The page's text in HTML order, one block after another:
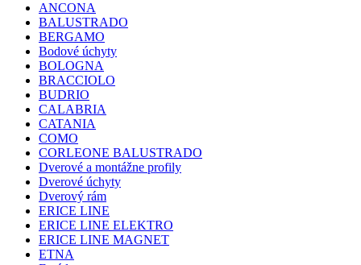
ANCONA
BALUSTRADO
BERGAMO
Bodové úchyty
BOLOGNA
BRACCIOLO
BUDRIO
CALABRIA
CATANIA
COMO
CORLEONE BALUSTRADO
Dverové a montážne profily
Dverové úchyty
Dverový rám
ERICE LINE
ERICE LINE ELEKTRO
ERICE LINE MAGNET
ETNA